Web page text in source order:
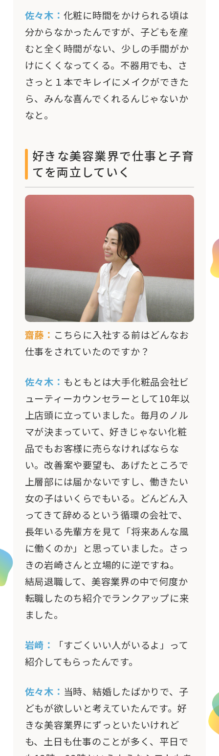
佐々木： 化粧に時間をかけられる頃は
分からなかったんですが、子どもを産
むと全く時間がない、少しの手間がか
けにくくなってくる。不器用でも、さ
さっと１本でキレイにメイクができた
ら、みんな喜んでくれるんじゃないか
なと。
好きな美容業界で仕事と子育
てを両立していく
齋藤： こちらに入社する前はどんなお
仕事をされていたのですか？
佐々木： もともとは大手化粧品会社ビ
ューティーカウンセラーとして10年以
上店頭に立っていました。毎月のノル
マが決まっていて、好きじゃない化粧
品でもお客様に売らなければならな
い。改善案や要望も、あげたところで
上層部には届かないですし、働きたい
女の子はいくらでもいる。どんどん入
ってきて辞めるという循環の会社で、
長年いる先輩方を見て「将来あんな風
に働くのか」と思っていました。さっ
きの岩崎さんと立場的に逆ですね。
結局退職して、美容業界の中で何度か
転職したのち紹介でランクアップに来
ました。
岩崎：
「すごくいい人がいるよ」って
紹介してもらったんです。
佐々木： 当時、結婚したばかりで、子
どもが欲しいと考えていたんです。好
きな美容業界にずっといたいけれど
も、土日も仕事のことが多く、平日で